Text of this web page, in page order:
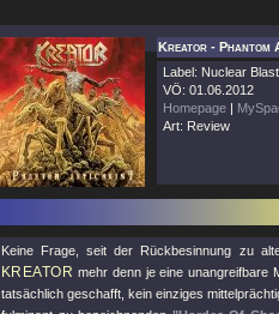
Kreator - Phantom
Label: Nuclear Blast
VÖ: 01.06.2012
Homepage |
Art: Review
Keine Frage, seit der Rückbesinnung zu
KREATOR mehr denn je eine unangreifbare
tatsächlich geschafft, kein einziges